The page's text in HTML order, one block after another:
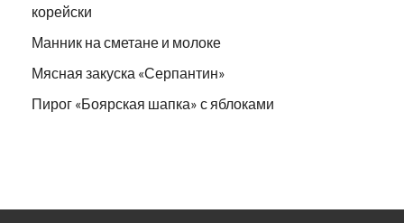
корейски
Манник на сметане и молоке
Мясная закуска «Серпантин»
Пирог «Боярская шапка» с яблоками